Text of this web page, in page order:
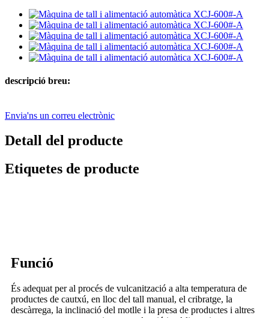
descripció breu:
Envia'ns un correu electrònic
Detall del producte
Etiquetes de producte
Funció
És adequat per al procés de vulcanització a alta temperatura de
productes de cautxú, en lloc del tall manual, el cribratge, la
descàrrega, la inclinació del motlle i la presa de productes i altres